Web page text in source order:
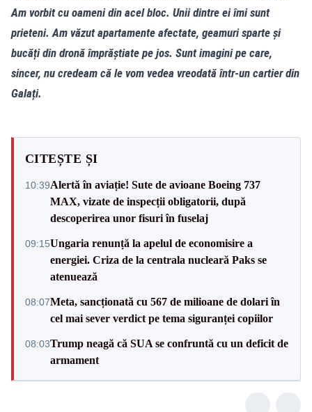
Am vorbit cu oameni din acel bloc. Unii dintre ei îmi sunt
prieteni. Am văzut apartamente afectate, geamuri sparte și
bucăți din dronă împrăștiate pe jos. Sunt imagini pe care,
sincer, nu credeam că le vom vedea vreodată într-un cartier din
Galați.
CITEȘTE ȘI
10:39Alertă în aviație! Sute de avioane Boeing 737
MAX, vizate de inspecții obligatorii, după
descoperirea unor fisuri în fuselaj
09:15Ungaria renunță la apelul de economisire a
energiei. Criza de la centrala nucleară Paks se
atenuează
08:07Meta, sancționată cu 567 de milioane de dolari în
cel mai sever verdict pe tema siguranței copiilor
08:03Trump neagă că SUA se confruntă cu un deficit de
armament